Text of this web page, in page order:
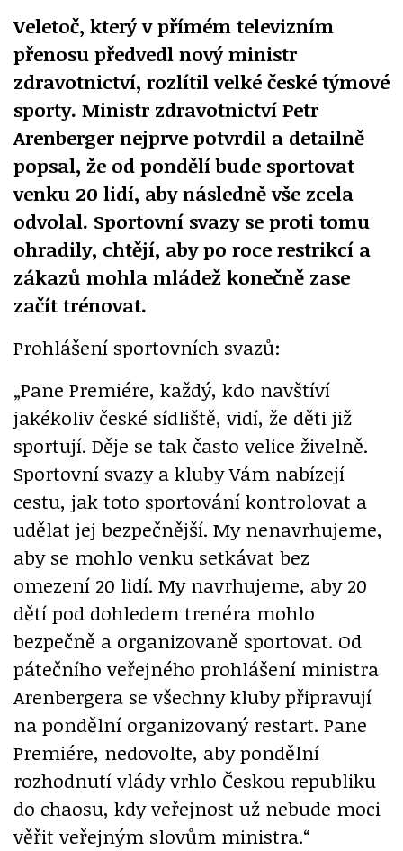
Veletoč, který v přímém televizním
přenosu předvedl nový ministr
zdravotnictví, rozlítil velké české týmové
sporty. Ministr zdravotnictví Petr
Arenberger nejprve potvrdil a detailně
popsal, že od pondělí bude sportovat
venku 20 lidí, aby následně vše zcela
odvolal. Sportovní svazy se proti tomu
ohradily, chtějí, aby po roce restrikcí a
zákazů mohla mládež konečně zase
začít trénovat.
Prohlášení sportovních svazů:
„Pane Premiére, každý, kdo navštíví
jakékoliv české sídliště, vidí, že děti již
sportují. Děje se tak často velice živelně.
Sportovní svazy a kluby Vám nabízejí
cestu, jak toto sportování kontrolovat a
udělat jej bezpečnější. My nenavrhujeme,
aby se mohlo venku setkávat bez
omezení 20 lidí. My navrhujeme, aby 20
dětí pod dohledem trenéra mohlo
bezpečně a organizovaně sportovat. Od
pátečního veřejného prohlášení ministra
Arenbergera se všechny kluby připravují
na pondělní organizovaný restart. Pane
Premiére, nedovolte, aby pondělní
rozhodnutí vlády vrhlo Českou republiku
do chaosu, kdy veřejnost už nebude moci
věřit veřejným slovům ministra.“